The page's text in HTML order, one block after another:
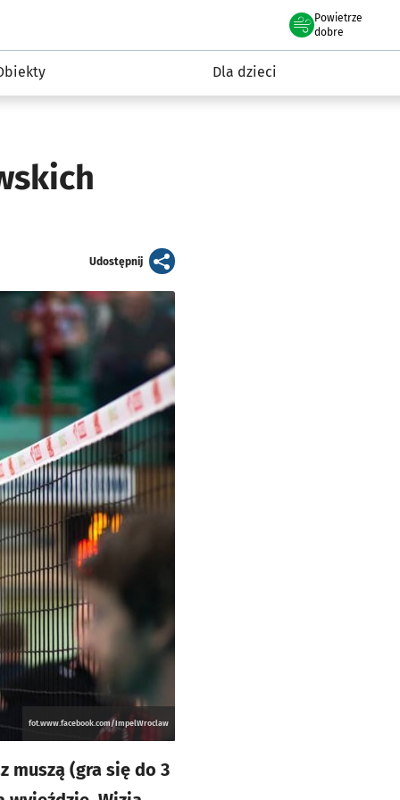
rekreacja
Powietrze
we Wrocławiu
dobre
Dla dzieci
Udostępnijartykuł
fot.www.facebook.com/ImpelWroclaw
muszą (gra się do 3